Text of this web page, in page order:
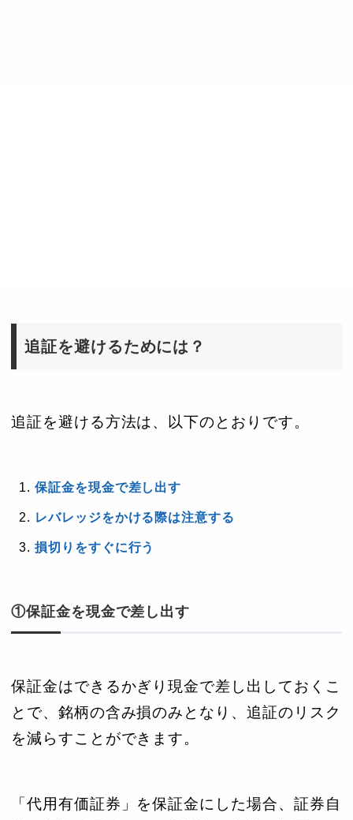
追証を避けるためには？
追証を避ける方法は、以下のとおりです。
保証金を現金で差し出す
レバレッジをかける際は注意する
損切りをすぐに行う
①保証金を現金で差し出す
保証金はできるかぎり現金で差し出しておくこ
とで、銘柄の含み損のみとなり、追証のリスク
を減らすことができます。
「代用有価証券」を保証金にした場合、証券自